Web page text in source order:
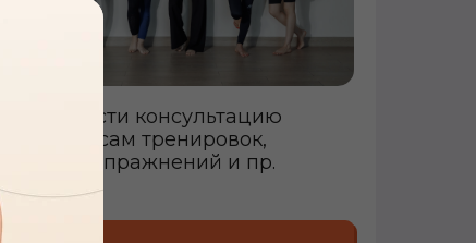
Приобрести консультацию
по вопросам тренировок,
техники упражнений и пр.